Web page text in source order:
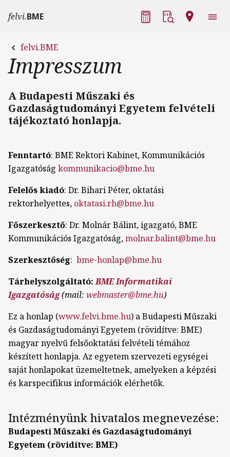
felvi.BME Fő navigáció
felvi.BME
Impresszum
A Budapesti Műszaki és
Gazdaságtudományi Egyetem felvételi
tájékoztató honlapja.
Fenntartó: BME Rektori Kabinet, Kommunikációs
Igazgatóság kommunikacio@bme.hu
Felelőskiadó: Dr. Bihari Péter, oktatási
rektorhelyettes, oktatasi.rh@bme.hu
Főszerkesztő: Dr. Molnár Bálint, igazgató, BME
Kommunikációs Igazgatóság,molnar.balint@bme.hu
Szerkesztőség: bme-honlap@bme.hu
Tárhelyszolgáltató: BME Informatikai
Igazgatóság(mail: webmaster@bme.hu)
Ez a honlap (www.felvi.bme.hu) a Budapesti Műszaki
és Gazdaságtudományi Egyetem (rövidítve: BME)
magyar nyelvű felsőoktatási felvételi témához
készített honlapja. Az egyetem szervezeti egységei
saját honlapokat üzemeltetnek, amelyeken a képzési
és karspecifikus információk elérhetők.
Intézményünk hivatalos megnevezése:
Budapesti Műszaki és Gazdaságtudományi
Egyetem (rövidítve: BME)